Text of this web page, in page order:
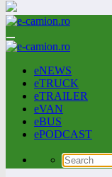
eNEWS
eTRUCK
eTRAILER
eVAN
eBUS
ePODCAST